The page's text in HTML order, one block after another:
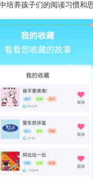
培养孩子们的阅读习惯和思